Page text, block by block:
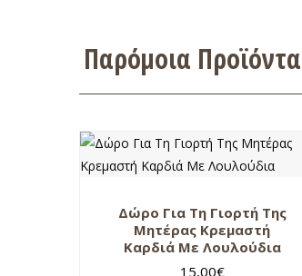
Παρόμοια Προϊόντα
Δώρο Για Τη Γιορτή Της
Μητέρας Κρεμαστή
Καρδιά Με Λουλούδια
15,00€